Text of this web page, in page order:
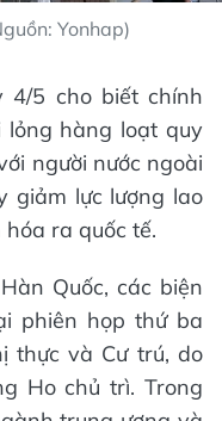
Yonhap)
4/5 cho biết chính
lỏng hàng loạt quy
người nước ngoài
giảm lực lượng lao
ra quốc tế.
Quốc, các biện
phiên họp thứ ba
thực và Cư trú, do
Ho chủ trì. Trong